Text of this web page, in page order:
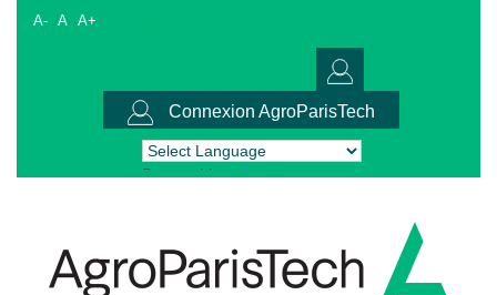
A- A A+
Connexion AgroParisTech
Powered by Translate